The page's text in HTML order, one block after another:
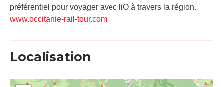
préférentiel pour voyager avec liO à travers la région.
www.occitanie-rail-tour.com
Localisation